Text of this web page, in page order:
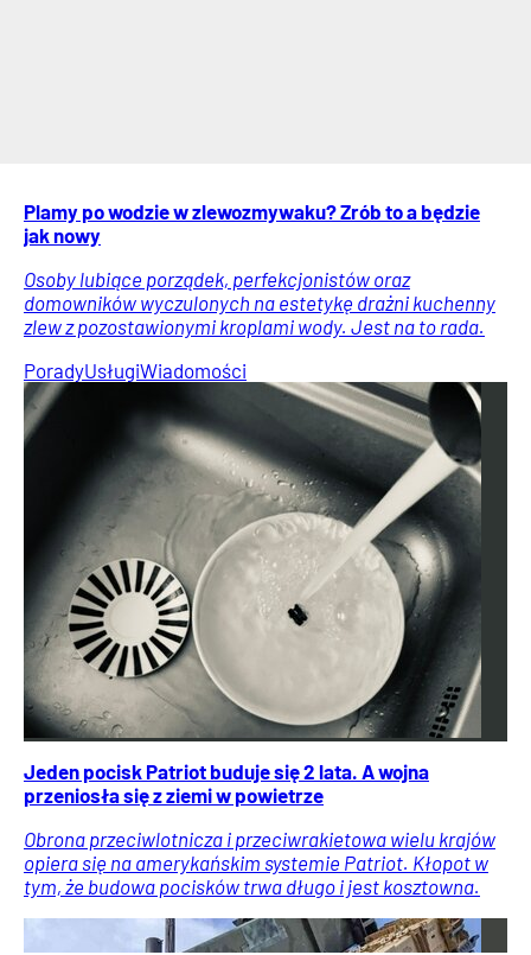
Plamy po wodzie w zlewozmywaku? Zrób to a będzie
jak nowy
Osoby lubiące porządek, perfekcjonistów oraz
domowników wyczulonych na estetykę drażni kuchenny
zlew z pozostawionymi kroplami wody. Jest na to rada.
PoradyUsługiWiadomości
Jeden pocisk Patriot buduje się 2 lata. A wojna
przeniosła się z ziemi w powietrze
Obrona przeciwlotnicza i przeciwrakietowa wielu krajów
opiera się na amerykańskim systemie Patriot. Kłopot w
tym, że budowa pocisków trwa długo i jest kosztowna.